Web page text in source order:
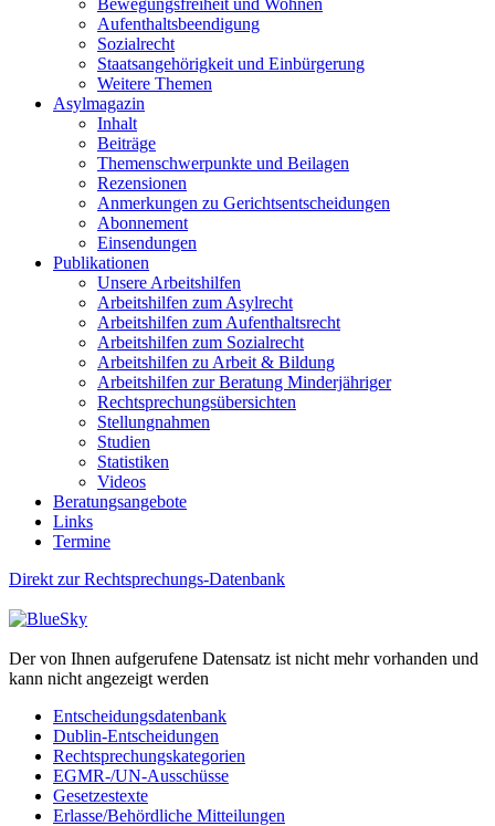
Bewegungsfreiheit und Wohnen
Aufenthaltsbeendigung
Sozialrecht
Staatsangehörigkeit und Einbürgerung
Weitere Themen
Asylmagazin
Inhalt
Beiträge
Themenschwerpunkte und Beilagen
Rezensionen
Anmerkungen zu Gerichtsentscheidungen
Abonnement
Einsendungen
Publikationen
Unsere Arbeitshilfen
Arbeitshilfen zum Asylrecht
Arbeitshilfen zum Aufenthaltsrecht
Arbeitshilfen zum Sozialrecht
Arbeitshilfen zu Arbeit & Bildung
Arbeitshilfen zur Beratung Minderjähriger
Rechtsprechungsübersichten
Stellungnahmen
Studien
Statistiken
Videos
Beratungsangebote
Links
Termine
Direkt zur Rechtsprechungs-Datenbank
Der von Ihnen aufgerufene Datensatz ist nicht mehr vorhanden und
kann nicht angezeigt werden
Entscheidungsdatenbank
Dublin-Entscheidungen
Rechtsprechungskategorien
EGMR-/UN-Ausschüsse
Gesetzestexte
Erlasse/Behördliche Mitteilungen